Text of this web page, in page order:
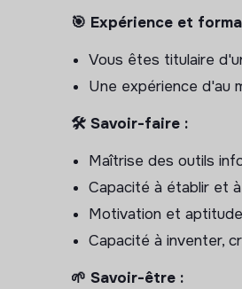
favorisant
📍 Lieu :Maison Perce-
18, avenue Ménelotte –
CE QUE NOUS VOUS
📋 Contrat :CDI
🎯 Expérience et
Vous êtes titulaire
Une expérience d'au
🛠 Savoir-faire :
Maîtrise des outils
Capacité à établir et
Motivation et
Capacité à inventer,
🌱 Savoir-être :